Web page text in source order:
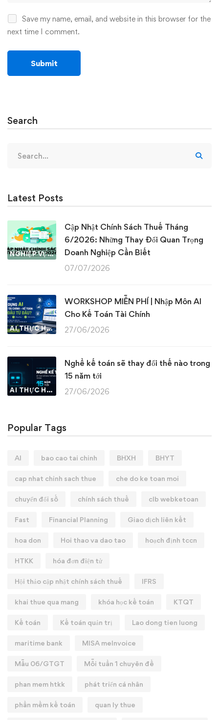
Save my name, email, and website in this browser for the
next time I comment.
Search
for:
Latest Posts
NGHIỆP VỤ KẾ TOÁN & THUẾ
Cập Nhật Chính Sách Thuế Tháng
6/2026: Những Thay Đổi Quan Trọng
Doanh Nghiệp Cần Biết
07/07/2026
AI THỰC HÀNH
WORKSHOP MIỄN PHÍ | Nhập Môn AI
Cho Kế Toán Tài Chính
27/06/2026
AI THỰC HÀNH
Nghề kế toán sẽ thay đổi thế nào trong
15 năm tới
27/06/2026
Popular Tags
AI bao cao tai chinh BHXH BHYT
cap nhat chinh sach thue che do ke toan moi
chuyển đổi số chính sách thuế clb webketoan
Fast Financial Planning Giao dịch liên kết
hoa don Hoi thao va dao tao hoạch định tccn
HTKK hóa đơn điện tử
Hội thảo cập nhật chính sách thuế IFRS
khai thue qua mang khóa học kế toán KTQT
Kế toán Kế toán quản trị Lao dong tien luong
maritime bank MISA meInvoice
Mẫu 06/GTGT Mỗi tuần 1 chuyên đề
phan mem htkk phát triển cá nhân
phần mềm kế toán quan ly thue